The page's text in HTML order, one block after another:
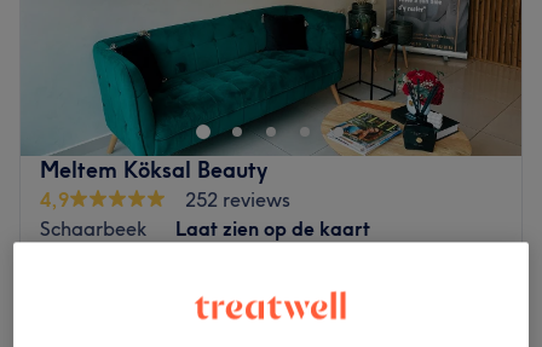
Meltem Köksal Beauty
4,9
252 reviews
Schaarbeek
Laat zien op de kaart